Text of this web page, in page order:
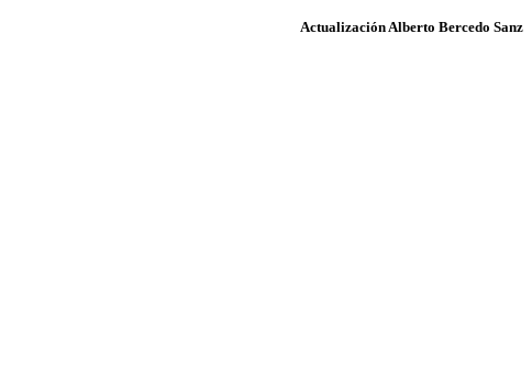
Actualización Alberto Bercedo Sanz